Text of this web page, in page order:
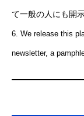
て一般の人にも開示
6. We release this
newsletter, a